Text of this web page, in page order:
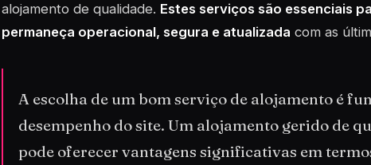
alojamento de qualidade. Estes serviços são essenciais
permaneça operacional, segura e atualizada com as
A escolha de um bom serviço de alojamento é
desempenho do site. Um alojamento gerido de
pode oferecer vantagens significativas em